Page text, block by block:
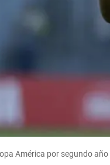
América por segundo